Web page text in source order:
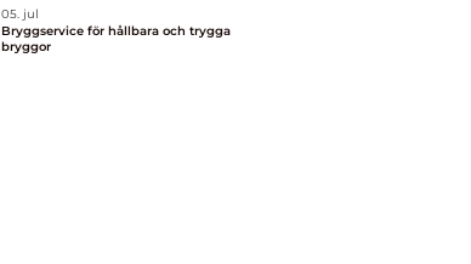
05. jul
Bryggservice för hållbara och trygga
bryggor